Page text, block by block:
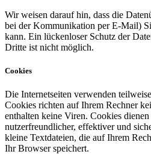
Wir weisen darauf hin, dass die
bei der Kommunikation per E-Mail)
kann. Ein lückenloser Schutz der
Dritte ist nicht möglich.
Cookies
Die Internetseiten verwenden
Cookies richten auf Ihrem Rechner
enthalten keine Viren. Cookies
nutzerfreundlicher, effektiver und
kleine Textdateien, die auf Ihrem
Ihr Browser speichert.